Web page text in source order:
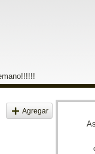
Agregar